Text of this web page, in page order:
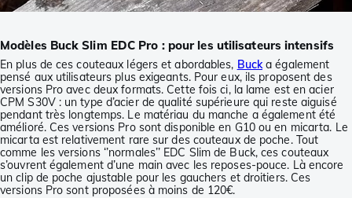
Modèles Buck Slim EDC Pro : pour les utilisateurs intensifs
En plus de ces couteaux légers et abordables, Bucka également
pensé aux utilisateurs plus exigeants. Pour eux, ils proposent des
versions Pro avec deux formats. Cette fois ci, la lame est en acier
CPM S30V : un type d’acier de qualité supérieure qui reste aiguisé
pendant très longtemps. Le matériau du manche a également été
amélioré. Ces versions Pro sont disponible en G10 ou en micarta. Le
micarta est relativement rare sur des couteaux de poche. Tout
comme les versions ‘’normales’’ EDC Slim de Buck, ces couteaux
s’ouvrent également d’une main avec les reposes-pouce. Là encore
un clip de poche ajustable pour les gauchers et droitiers. Ces
versions Pro sont proposées à moins de 120€.